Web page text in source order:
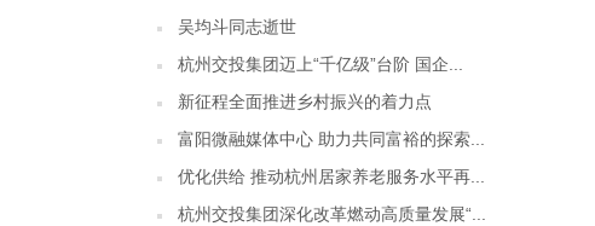
吴均斗同志逝世
杭州交投集团迈上“千亿级”台阶 国企...
新征程全面推进乡村振兴的着力点
富阳微融媒体中心 助力共同富裕的探索...
优化供给 推动杭州居家养老服务水平再...
杭州交投集团深化改革燃动高质量发展“...